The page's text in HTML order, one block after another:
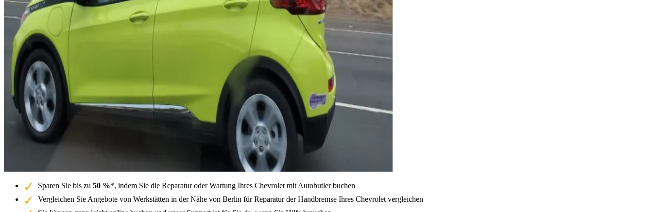
Sparen Sie bis zu 50 %*, indem Sie die Reparatur oder Wartung Ihres Chevrolet mit Autobutler buchen
Vergleichen Sie Angebote von Werkstätten in der Nähe von Berlin für Reparatur der Handbremse Ihres Chevrolet vergleichen